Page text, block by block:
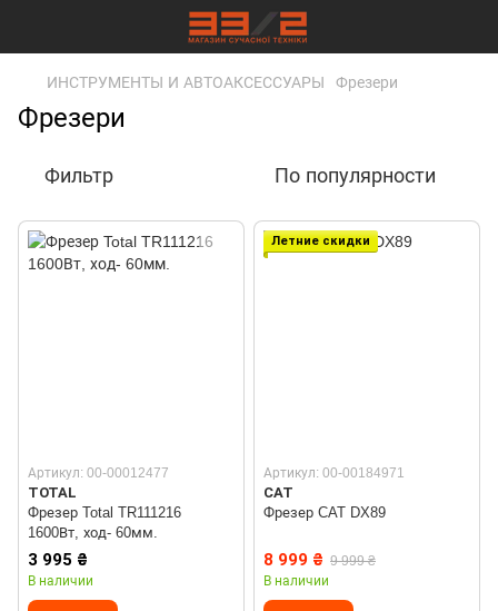
ИНСТРУМЕНТЫ И АВТОАКСЕССУАРЫ Фрезери
Фрезери
Фильтр По популярности
Артикул: 00-00012477
TOTAL
Фрезер Total TR111216
1600Вт, ход- 60мм.
3 995 ₴
В наличии
Летние скидки
Артикул: 00-00184971
CAT
Фрезер CAT DX89
8 999 ₴ 9 999 ₴
В наличии